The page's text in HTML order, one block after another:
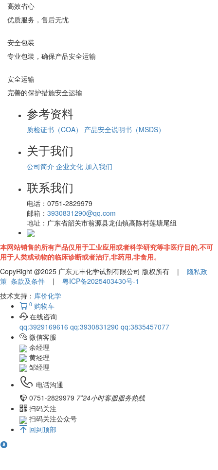
高效省心
优质服务，售后无忧
安全包装
专业包装，确保产品安全运输
安全运输
完善的保护措施安全运输
参考资料
质检证书（COA） 产品安全说明书（MSDS）
关于我们
公司简介 企业文化 加入我们
联系我们
电话： 0751-2829979
邮箱： 3930831290@qq.com
地址： 广东省韶关市翁源县龙仙镇高陈村莲塘尾组
本网站销售的所有产品仅用于工业应用或者科学研究等非医疗目的,不可
用于人类或动物的临床诊断或者治疗,非药用,非食用。
CopyRight @2025 广东元丰化学试剂有限公司 版权所有 | 隐私政
策 条款及条件 | 粤ICP备2025403430号-1
技术支持： 库价化学
0 购物车
在线咨询
qq:3929169616 qq:3930831290 qq:3835457077
微信客服
余经理
黄经理
邹经理
电话沟通
0751-2829979 7*24小时客服服务热线
扫码关注
扫码关注公众号
回到顶部